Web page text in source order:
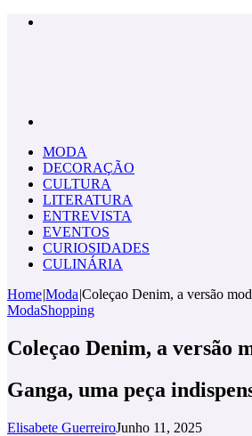
MODA
DECORAÇÃO
CULTURA
LITERATURA
ENTREVISTA
EVENTOS
CURIOSIDADES
CULINÁRIA
Home|Moda|Coleçao Denim, a versão
ModaShopping
Coleçao Denim, a versão
Ganga, uma peça
Elisabete GuerreiroJunho 11, 2025